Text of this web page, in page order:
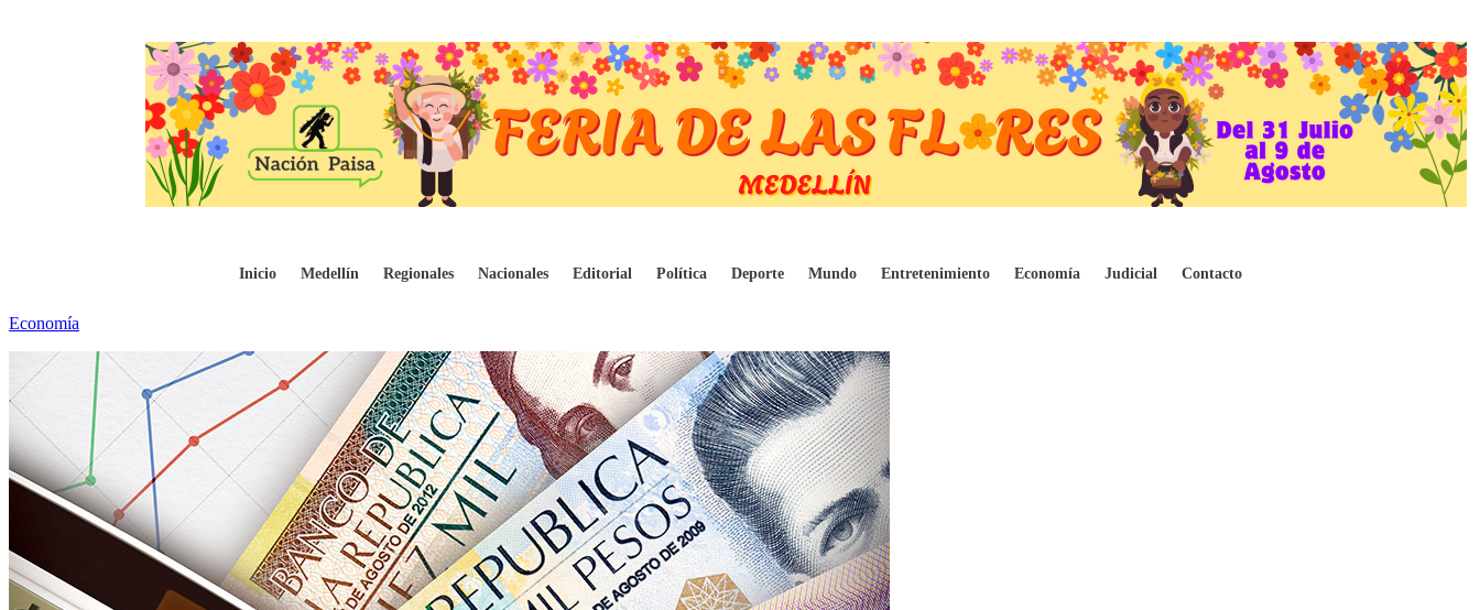
Inicio Medellín Regionales Nacionales Editorial Política Deporte Mundo Entretenimiento Economía Judicial Contacto
Asoinfis pide al Gobierno Nacional ser incluido en la estrategia de activación económica en el país
Economía